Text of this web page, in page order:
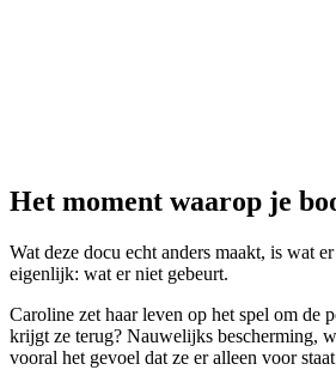
Het moment waarop je
Wat deze docu echt anders maakt, is wat
eigenlijk: wat er niet gebeurt.
Caroline zet haar leven op het spel om de
krijgt ze terug? Nauwelijks bescherming,
vooral het gevoel dat ze er alleen voor